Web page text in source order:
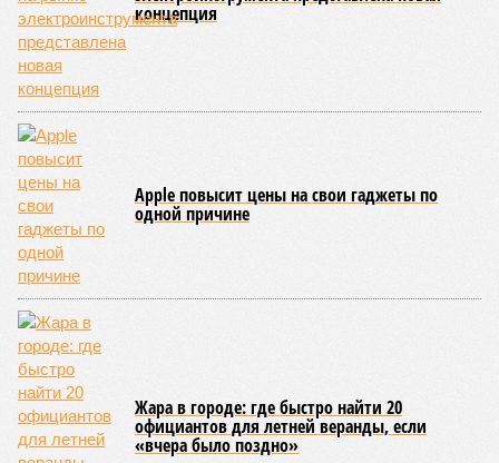
концепция
Apple повысит цены на свои гаджеты по
одной причине
Жара в городе: где быстро найти 20
официантов для летней веранды, если
«вчера было поздно»